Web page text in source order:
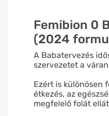
Femibion 0
(2024
A Babatervezés
szervezetet a
Ezért is különösen
étkezés, az
megfelelő folát